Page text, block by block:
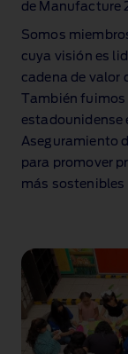
de Manufacture
Somos
cuya visión es
cadena de valor
También
estadounidense
Aseguramiento
para promover
más sostenibles